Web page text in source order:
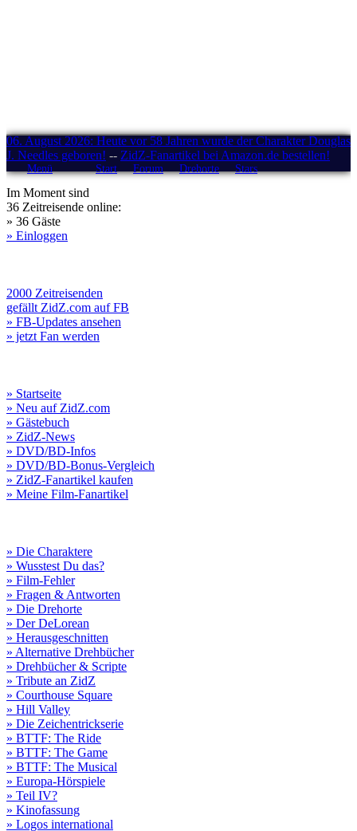
06. August 2026: Heute vor 58 Jahren wurde der Charakter Douglas
J. Needles geboren! -- ZidZ-Fanartikel bei Amazon.de bestellen!
Menü Start Forum Drehorte Stars
Im Moment sind
36 Zeitreisende online:
» 36 Gäste
» Einloggen
2000 Zeitreisenden
gefällt ZidZ.com auf FB
» FB-Updates ansehen
» jetzt Fan werden
» Startseite
» Neu auf ZidZ.com
» Gästebuch
» ZidZ-News
» DVD/BD-Infos
» DVD/BD-Bonus-Vergleich
» ZidZ-Fanartikel kaufen
» Meine Film-Fanartikel
» Die Charaktere
» Wusstest Du das?
» Film-Fehler
» Fragen & Antworten
» Die Drehorte
» Der DeLorean
» Herausgeschnitten
» Alternative Drehbücher
» Drehbücher & Scripte
» Tribute an ZidZ
» Courthouse Square
» Hill Valley
» Die Zeichentrickserie
» BTTF: The Ride
» BTTF: The Game
» BTTF: The Musical
» Europa-Hörspiele
» Teil IV?
» Kinofassung
» Logos international